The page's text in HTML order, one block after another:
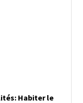
Habiter le